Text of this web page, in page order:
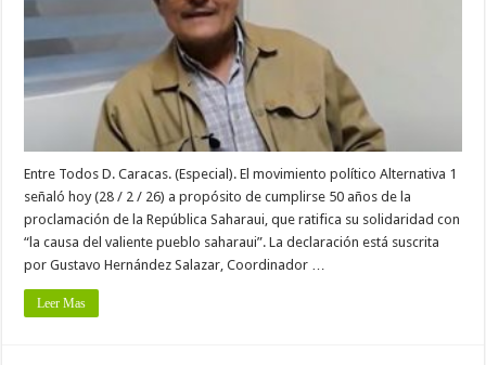
Entre Todos D. Caracas. (Especial). El movimiento político Alternativa 1
señaló hoy (28 / 2 / 26) a propósito de cumplirse 50 años de la
proclamación de la República Saharaui, que ratifica su solidaridad con
“la causa del valiente pueblo saharaui”. La declaración está suscrita
por Gustavo Hernández Salazar, Coordinador …
Leer Mas